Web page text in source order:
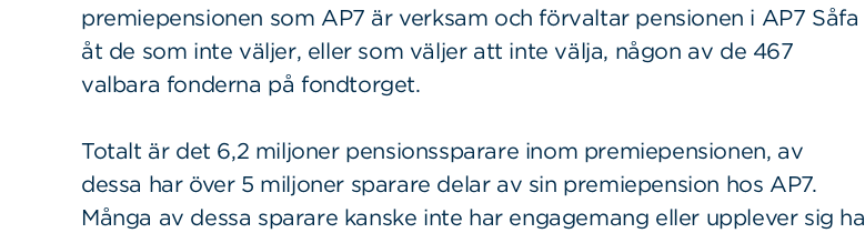
premiepensionen som AP7 är verksam och förvaltar pensionen i AP7 Såfa
åt de som inte väljer, eller som väljer att inte välja, någon av de 467
valbara fonderna på fondtorget.
Totalt är det 6,2 miljoner pensionssparare inom premiepensionen, av
dessa har över 5 miljoner sparare delar av sin premiepension hos AP7.
Många av dessa sparare kanske inte har engagemang eller upplever sig ha